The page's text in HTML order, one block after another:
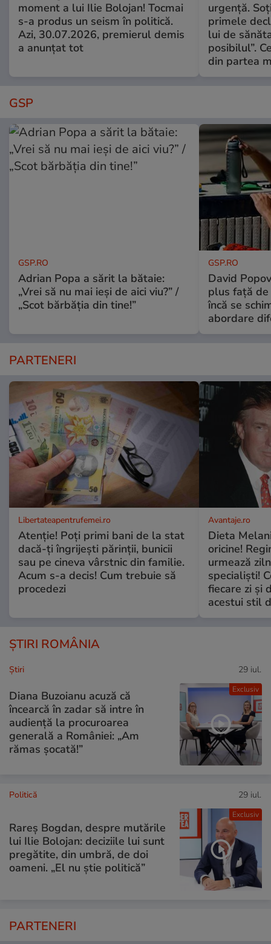
moment a lui Ilie Bolojan! Tocmai
s-a produs un seism în politică.
Azi, 30.07.2026, premierul demis
a anunțat tot
urgență.
primele
lui de
posibilul”.
din partea
GSP
GSP.RO
Adrian Popa a sărit la bătaie:
„Vrei să nu mai ieși de aici viu?” /
„Scot bărbăția din tine!”
GSP.RO
David
plus față de
încă se
abordare
PARTENERI
Libertateapentrufemei.ro
Atenție! Poți primi bani de la stat
dacă-ți îngrijești părinții, bunicii
sau pe cineva vârstnic din familie.
Acum s-a decis! Cum trebuie să
procedezi
Avantaje.ro
Dieta
oricine!
urmează
specialiști!
fiecare zi și
acestui stil
ȘTIRI ROMÂNIA
Exclusiv
Ştiri 29 iul.
Diana Buzoianu acuză că
încearcă în zadar să intre în
audiență la procuroarea
generală a României: „Am
rămas șocată!”
Exclusiv
Politică 29 iul.
Rareș Bogdan, despre mutările
lui Ilie Bolojan: deciziile lui sunt
pregătite, din umbră, de doi
oameni. „El nu știe politică”
PARTENERI